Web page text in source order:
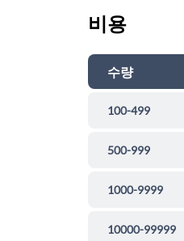
비용
수량
100-499
500-999
1000-9999
10000-99999